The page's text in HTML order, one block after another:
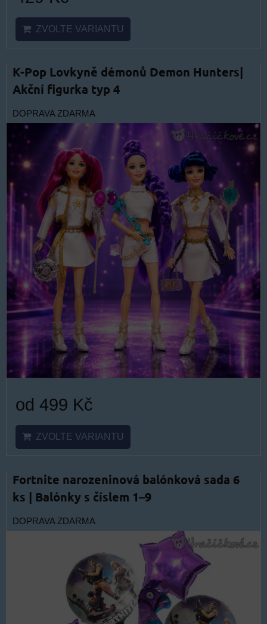
ZVOLTE VARIANTU
K-Pop Lovkyně démonů Demon Hunters|
Akční figurka typ 4
DOPRAVA ZDARMA
od 499 Kč
ZVOLTE VARIANTU
Fortnite narozeninová balónková sada 6
ks | Balónky s číslem 1–9
DOPRAVA ZDARMA